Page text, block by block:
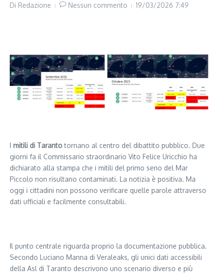
Di Redazione Nessun commento 19/03/2026 7:49
I mitili di Tarantotornano al centro del dibattito pubblico. Due
giorni fa il Commissario straordinario Vito Felice Uricchio ha
dichiarato alla stampa che i mitili del primo seno del Mar
Piccolo non risultano contaminati. La notizia è positiva. Ma
oggi i cittadini non possono verificare quelle parole attraverso
dati ufficiali e facilmente consultabili.
Il punto centrale riguarda proprio la documentazione pubblica.
Secondo Luciano Manna di Veraleaks, gli unici dati accessibili
della Asl di Taranto descrivono uno scenario diverso e più